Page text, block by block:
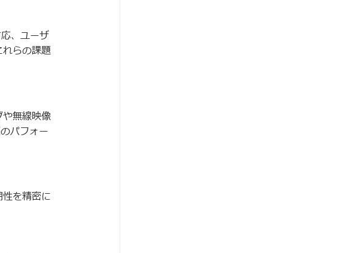
、ユーザ
らの課題
無線映像
パフォー
を精密に